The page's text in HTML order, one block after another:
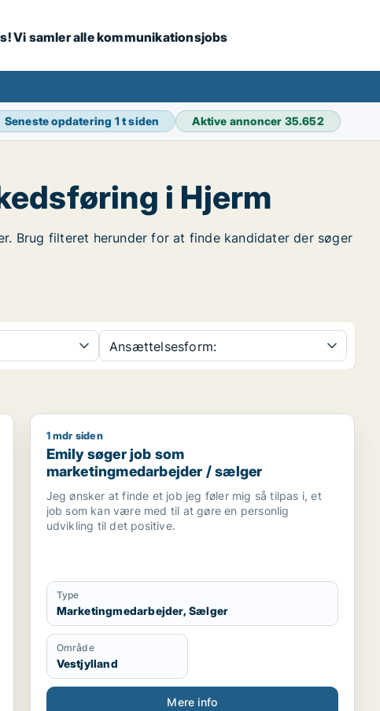
Vi samler alle kommunikationsjobs
Seneste opdatering 1 t siden Aktive annoncer 35.652
i Hjerm
Brug filteret herunder for at finde kandidater der søger
Ansættelsesform:
/ kreativ medarbejder
Emily søger job som marketingmedarbejder / sælger
1 mdr siden
Emily søger job som
marketingmedarbejder / sælger
Jeg ønsker at finde et job jeg føler mig så tilpas i, et
job som kan være med til at gøre en personlig
udvikling til det positive.
Type
Marketingmedarbejder, Sælger
Område
Vestjylland
Mere info